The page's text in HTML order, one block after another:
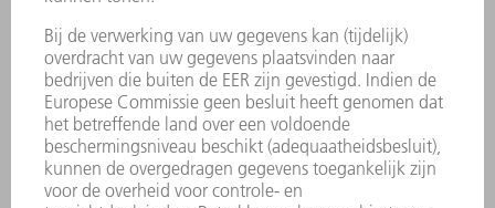
buigingen met 30°-matrijzen kan het
voorkomen dat de gebogen plaat in de
matrijs komt vast te zitten. TRUMPF-
uitwerphulpen lossen dit probleem op.